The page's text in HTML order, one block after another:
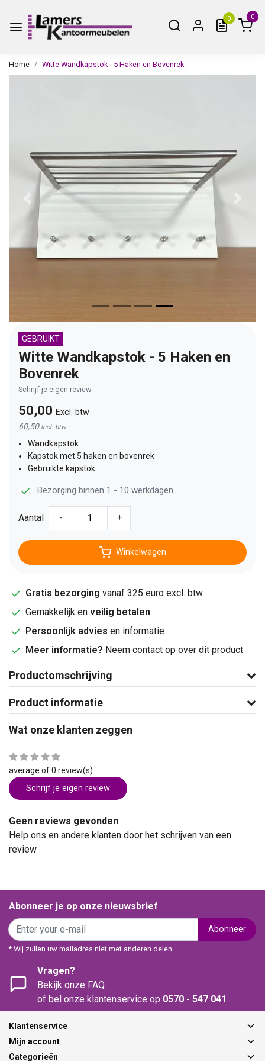
0 0
Home Witte Wandkapstok - 5 Haken en Bovenrek
Vorige
GEBRUIKT
Witte Wandkapstok - 5 Haken en
Bovenrek
Schrijf je eigen review
50,00 Excl. btw
60,50 Incl. btw
Wandkapstok
Kapstok met 5 haken en bovenrek
Gebruikte kapstok
Bezorging binnen 1 - 10 werkdagen
Aantal - +
Winkelwagen
Gratis bezorging vanaf 325 euro excl. btw
Gemakkelijk en veilig betalen
Persoonlijk advies en informatie
Meer informatie? Neem contact op over dit product
Productomschrijving
Product informatie
Wat onze klanten zeggen
average of 0 review(s)
Schrijf je eigen review
Geen reviews gevonden
Help ons en andere klanten door het schrijven van een
review
Abonneer je op onze nieuwsbrief
Abonneer
* Wij zullen uw mailadres niet met anderen delen.
Vragen?
Bekijk onze FAQ
of bel onze klantenservice op 0570 - 547 041
Klantenservice
Mijn account
Categorieën